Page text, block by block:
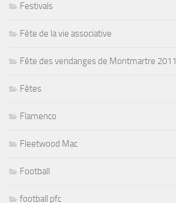
Festivals
Fête de la vie associative
Fête des vendanges de Montmartre 2011
Fêtes
Flamenco
Fleetwood Mac
Football
football pfc